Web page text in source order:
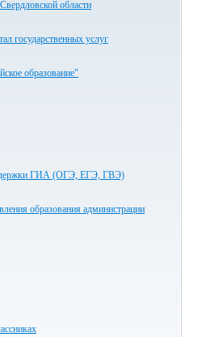
области
государственных услуг
образование"
ГИА (ОГЭ, ЕГЭ, ГВЭ)
образования администрации